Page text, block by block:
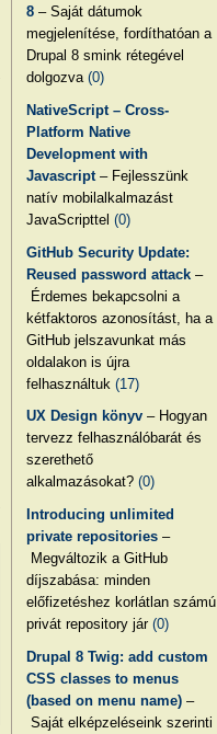
8 – Saját dátumok
megjelenítése, fordíthatóan a
Drupal 8 smink rétegével
dolgozva(0)
NativeScript – Cross-
Platform Native
Development with
Javascript – Fejlesszünk
natív mobilalkalmazást
JavaScripttel(0)
GitHub Security Update:
Reused password attack –
Érdemes bekapcsolni a
kétfaktoros azonosítást, ha a
GitHub jelszavunkat más
oldalakon is újra
felhasználtuk(17)
UX Design könyv – Hogyan
tervezz felhasználóbarát és
szerethető
alkalmazásokat?(0)
Introducing unlimited
private repositories –
Megváltozik a GitHub
díjszabása: minden
előfizetéshez korlátlan számú
privát repository jár(0)
Drupal 8 Twig: add custom
CSS classes to menus
(based on menu name) –
Saját elképzeléseink szerinti